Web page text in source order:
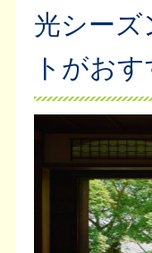
光シーズ
トがお